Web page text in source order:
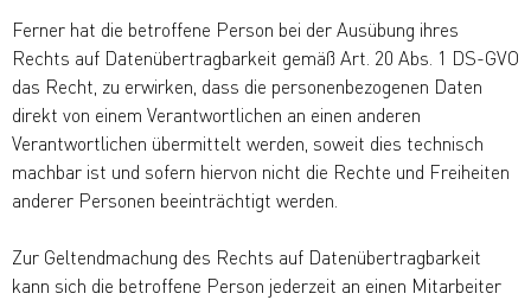
Ferner hat die betroffene Person bei der Ausübung ihres
Rechts auf Datenübertragbarkeit gemäß Art. 20 Abs. 1 DS-GVO
das Recht, zu erwirken, dass die personenbezogenen Daten
direkt von einem Verantwortlichen an einen anderen
Verantwortlichen übermittelt werden, soweit dies technisch
machbar ist und sofern hiervon nicht die Rechte und Freiheiten
anderer Personen beeinträchtigt werden.
Zur Geltendmachung des Rechts auf Datenübertragbarkeit
kann sich die betroffene Person jederzeit an einen Mitarbeiter